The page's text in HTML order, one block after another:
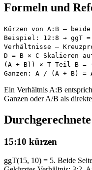
Formeln und
Kürzen von A:B —
Beispiel: 12:8 → ggT
Verhältnisse —
D = B × C Skalieren
(A + B)) × T Teil B =
Ganzen: A / (A + B) =
Ein Verhältnis A:B
Ganzen oder A/B als
15:10 kürzen
ggT(15, 10) = 5. Beide